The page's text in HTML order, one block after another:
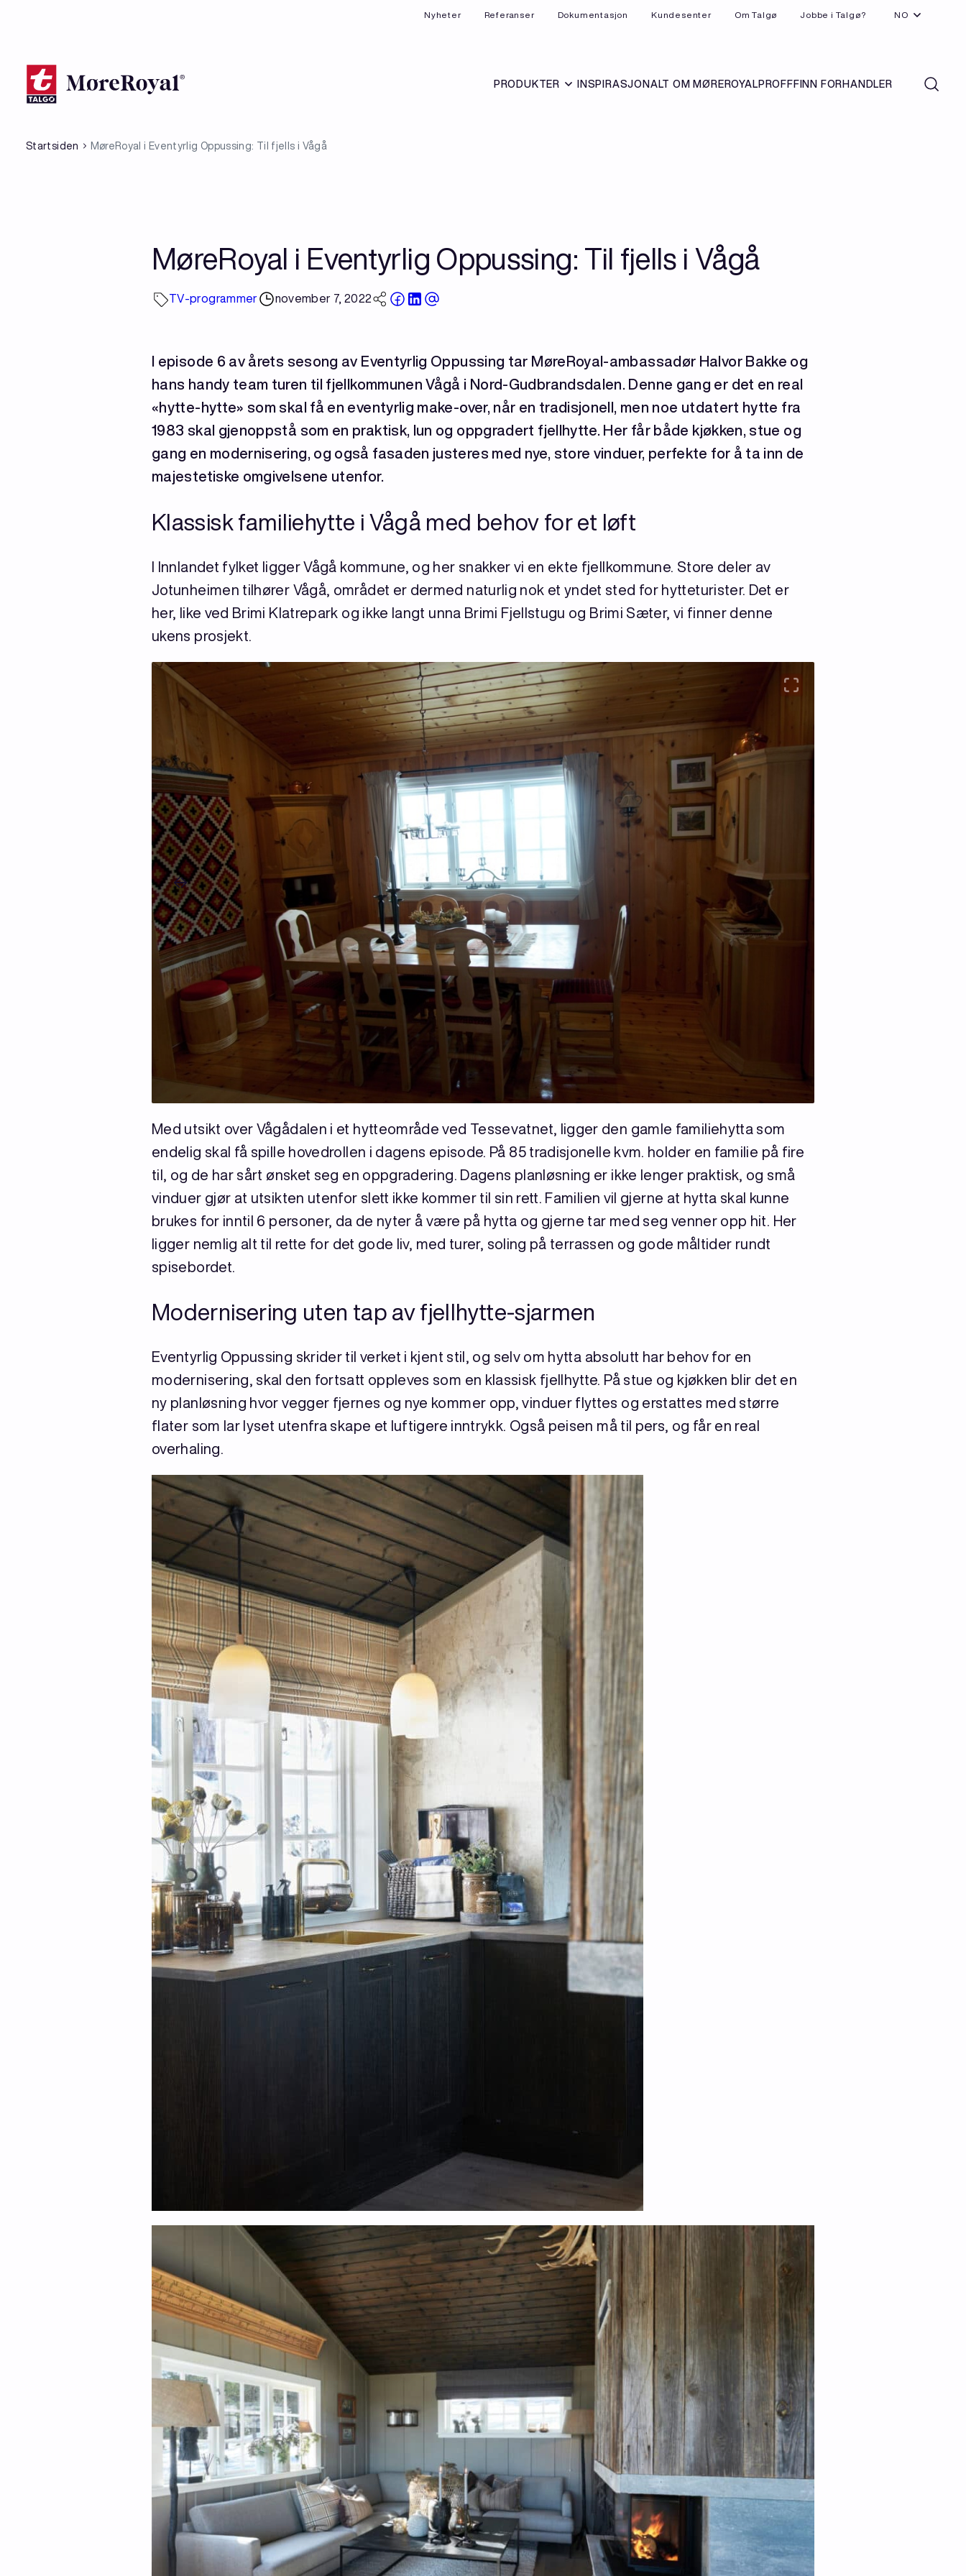
Nyheter Referanser Dokumentasjon Kundesenter Om Talgø Jobbe i Talgø? NO
PRODUKTER INSPIRASJON ALT OM MØREROYAL PROFF FINN FORHANDLER
Startsiden MøreRoyal i Eventyrlig Oppussing: Til fjells i Vågå
MøreRoyal i Eventyrlig Oppussing: Til fjells i Vågå
TV-programmer november 7, 2022
I episode 6 av årets sesong av Eventyrlig Oppussing tar MøreRoyal-ambassadør Halvor Bakke og
hans handy team turen til fjellkommunen Vågå i Nord-Gudbrandsdalen. Denne gang er det en real
«hytte-hytte» som skal få en eventyrlig make-over, når en tradisjonell, men noe utdatert hytte fra
1983 skal gjenoppstå som en praktisk, lun og oppgradert fjellhytte. Her får både kjøkken, stue og
gang en modernisering, og også fasaden justeres med nye, store vinduer, perfekte for å ta inn de
majestetiske omgivelsene utenfor.
Klassisk familiehytte i Vågå med behov for et løft
I Innlandet fylket ligger Vågå kommune, og her snakker vi en ekte fjellkommune. Store deler av
Jotunheimen tilhører Vågå, området er dermed naturlig nok et yndet sted for hytteturister. Det er
her, like ved Brimi Klatrepark og ikke langt unna Brimi Fjellstugu og Brimi Sæter, vi finner denne
ukens prosjekt.
Med utsikt over Vågådalen i et hytteområde ved Tessevatnet, ligger den gamle familiehytta som
endelig skal få spille hovedrollen i dagens episode. På 85 tradisjonelle kvm. holder en familie på fire
til, og de har sårt ønsket seg en oppgradering. Dagens planløsning er ikke lenger praktisk, og små
vinduer gjør at utsikten utenfor slett ikke kommer til sin rett. Familien vil gjerne at hytta skal kunne
brukes for inntil 6 personer, da de nyter å være på hytta og gjerne tar med seg venner opp hit. Her
ligger nemlig alt til rette for det gode liv, med turer, soling på terrassen og gode måltider rundt
spisebordet.
Modernisering uten tap av fjellhytte-sjarmen
Eventyrlig Oppussing skrider til verket i kjent stil, og selv om hytta absolutt har behov for en
modernisering, skal den fortsatt oppleves som en klassisk fjellhytte. På stue og kjøkken blir det en
ny planløsning hvor vegger fjernes og nye kommer opp, vinduer flyttes og erstattes med større
flater som lar lyset utenfra skape et luftigere inntrykk. Også peisen må til pers, og får en real
overhaling.